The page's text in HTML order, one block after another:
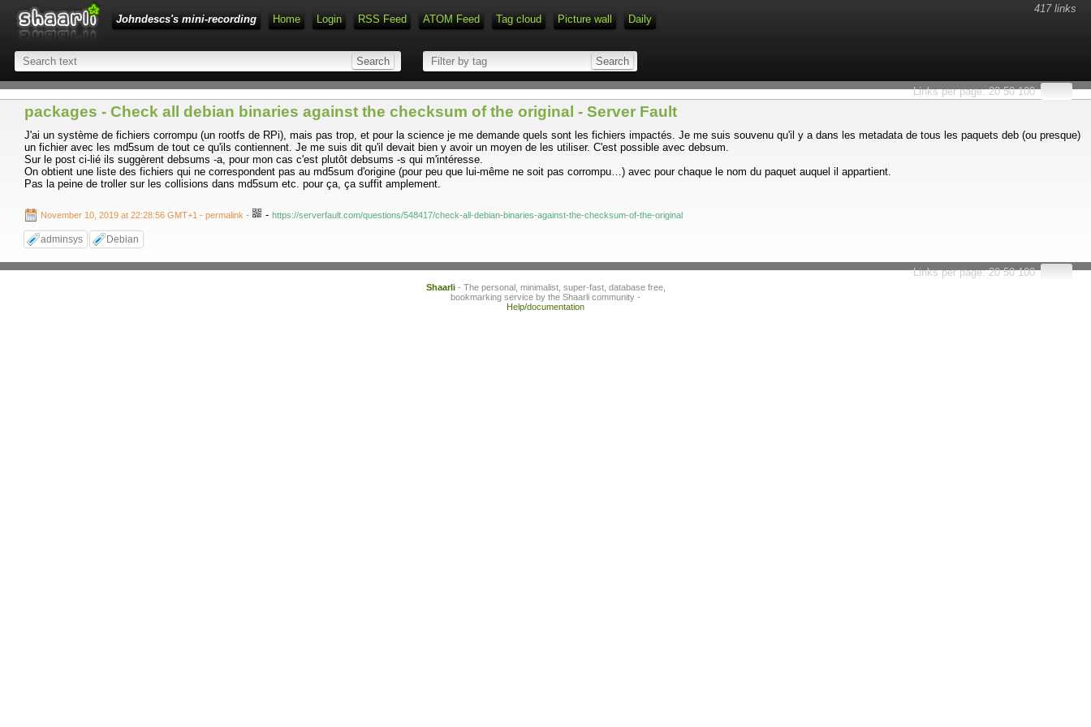
417 links
Johndescs's mini-recording
Home Login RSS Feed ATOM Feed Tag cloud Picture wall Daily
Type 1 or more characters for results.
Links per page:20 50 100
packages - Check all debian binaries against the checksum of the original - Server Fault
J'ai un système de fichiers corrompu (un rootfs de RPi), mais pas trop, et pour la science je me demande quels sont les fichiers impactés. Je me suis souvenu qu'il y a dans les metadata de tous les paquets deb (ou presque)
un fichier avec les md5sum de tout ce qu'ils contiennent. Je me suis dit qu'il devait bien y avoir un moyen de les utiliser. C'est possible avec debsum.
Sur le post ci-lié ils suggèrent debsums -a, pour mon cas c'est plutôt debsums -s qui m'intéresse.
On obtient une liste des fichiers qui ne correspondent pas au md5sum d'origine (pour peu que lui-même ne soit pas corrompu…) avec pour chaque le nom du paquet auquel il appartient.
Pas la peine de troller sur les collisions dans md5sum etc. pour ça, ça suffit amplement.
November 10, 2019 at 22:28:56 GMT+1 - permalink - - https://serverfault.com/questions/548417/check-all-debian-binaries-against-the-checksum-of-the-original
adminsys Debian
Links per page:20 50 100
Shaarli- The personal, minimalist, super-fast, database free,
bookmarking service by the Shaarli community -
Help/documentation